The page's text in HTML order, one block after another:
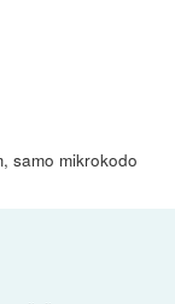
samo mikrokodo